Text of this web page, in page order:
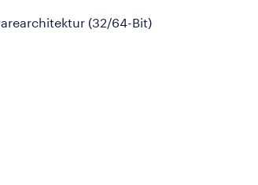
(32/64-Bit)